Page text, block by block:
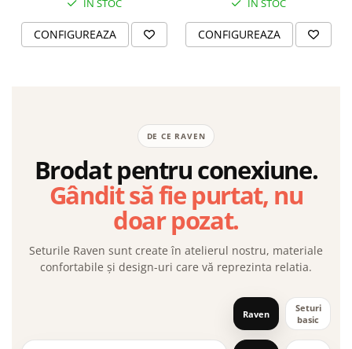
IN STOC
CONFIGUREAZA
IN STOC
CONFIGUREAZA
DE CE RAVEN
Brodat pentru conexiune.
Gândit să fie purtat, nu
doar pozat.
Seturile Raven sunt create în atelierul nostru, materiale
confortabile și design-uri care vă reprezinta relatia.
Raven
Seturi
basic